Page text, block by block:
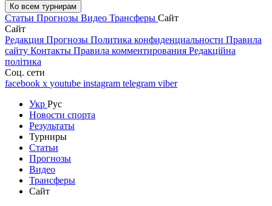
Ко всем турнирам
Статьи Прогнозы Видео Трансферы Сайт
Сайт
Редакция Прогнозы Политика конфиденциальности Правила
сайту Контакты Правила комментирования Редакційна
політика
Соц. сети
facebook x youtube instagram telegram viber
Укр Рус
Новости спорта
Результаты
Турниры
Статьи
Прогнозы
Видео
Трансферы
Сайт